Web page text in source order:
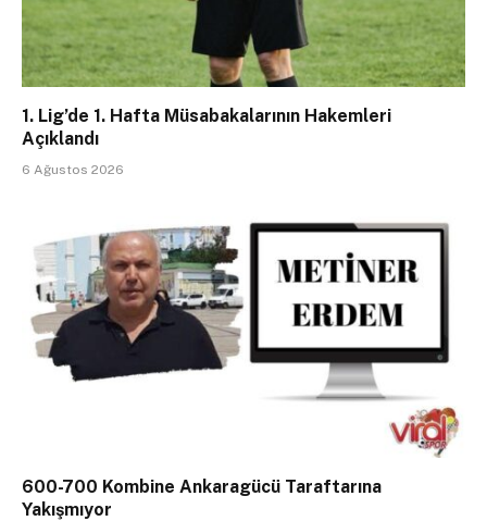
1. Lig’de 1. Hafta Müsabakalarının Hakemleri
Açıklandı
6 Ağustos 2026
600-700 Kombine Ankaragücü Taraftarına
Yakışmıyor